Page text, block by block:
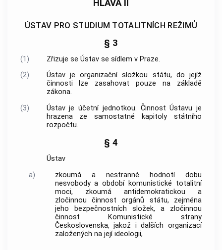
HLAVA II
ÚSTAV PRO STUDIUM TOTALITNÍCH REŽIMŮ
§ 3
(1)
Zřizuje se Ústav se sídlem v Praze.
(2)
Ústav je organizační složkou státu, do jejíž
činnosti lze zasahovat pouze na základě
zákona.
(3)
Ústav je účetní jednotkou. Činnost Ústavu je
hrazena ze samostatné kapitoly státního
rozpočtu.
§ 4
Ústav
a)
zkoumá a nestranně hodnotí dobu
nesvobodyaobdobí komunistické totalitní
moci, zkoumá antidemokratickou a
zločinnou činnost orgánů státu, zejména
jeho
bezpečnostních složek, a zločinnou
činnost Komunistické strany
Československa, jakož i dalších organizací
založených na její ideologii,